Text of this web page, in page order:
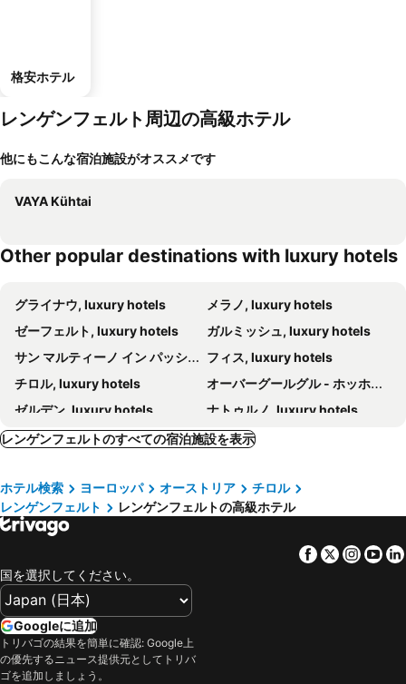
格安ホテル
レンゲンフェルト周辺の高級ホテル
他にもこんな宿泊施設がオススメです
VAYA Kühtai
Other popular destinations with luxury hotels
グライナウ, luxury hotels
メラノ, luxury hotels
ゼーフェルト, luxury hotels
ガルミッシュ, luxury hotels
サン マルティーノ イン パッシーリア, luxury hotels
フィス, luxury hotels
チロル, luxury hotels
オーバーグールグル - ホッホグルグル, luxury hotels
ゼルデン, luxury hotels
ナトゥルノ, luxury hotels
インスブルック, luxury hotels
エーアヴァルト, luxury hotels
エルマウ, luxury hotels
ブレンナー, luxury hotels
セアファウス, luxury hotels
ラチーネス, luxury hotels
キュータイ, luxury hotels
マーリン, luxury hotels
サン レオナルド イン パッシーリア, luxury hotels
ラグンド, luxury hotels
Ladis - Obladis, luxury hotels
エッツ, luxury hotels
ロイタッシュ, luxury hotels
レンゲンフェルトのすべての宿泊施設を表示
ホテル検索 ヨーロッパ オーストリア
チロル
レンゲンフェルト
レンゲンフェルトの高級ホテル
Facebook
Twitter
国を選択してください。
Googleに追加
トリバゴの結果を簡単に確認: Google上
の優先するニュース提供元としてトリバ
ゴを追加しましょう。